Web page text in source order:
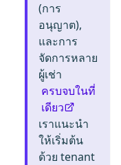
(การ
อนุญาต),
และการ
จัดการหลาย
ผู้เช่า
ครบจบในที่
เดียว
เราแนะนำ
ให้เริ่มต้น
ด้วย tenant